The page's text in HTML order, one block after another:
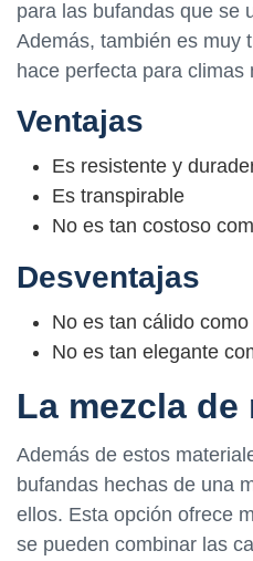
para las bufandas que se
Además, también es muy
hace perfecta para climas
Ventajas
Es resistente y
Es transpirable
No es tan costoso
Desventajas
No es tan cálido
No es tan elegante
La mezcla de
Además de estos
bufandas hechas de una
ellos. Esta opción ofrece
se pueden combinar las